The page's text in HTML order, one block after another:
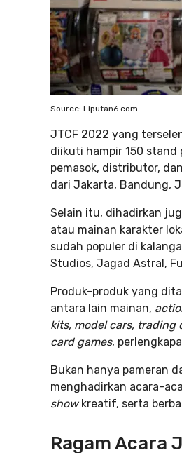
Source: Liputan6.com
JTCF 2022 yang
diikuti hampir 150 stand
pemasok, distributor,
dari Jakarta, Bandung,
Selain itu, dihadirkan
atau mainan karakter
sudah populer di
Studios, Jagad Astral,
Produk-produk yang
antara lain mainan,
kits, model cars, trading
card games,
Bukan hanya pameran
menghadirkan acara-
showkreatif, serta
Ragam Acara